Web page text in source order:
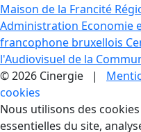
Maison de la Francité
Administration Economie
francophone bruxellois
l'Audiovisuel de la
© 2026 Cinergie |
cookies
Gestion des
Nous utilisons des
essentielles du site,